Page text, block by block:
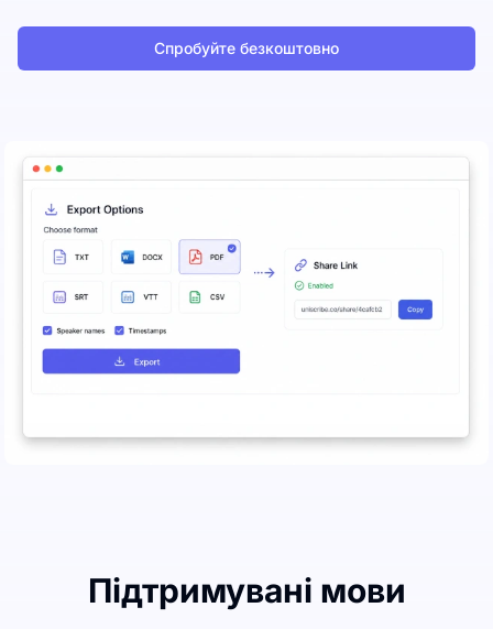
Спробуйте безкоштовно
Підтримувані мови